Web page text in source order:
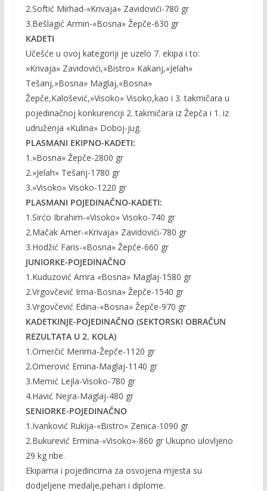
2.Softić Mirhad-«Krivaja» Zavidovići-780 gr
3.Bešlagić Armin-«Bosna» Žepče-630 gr
KADETI
Učešće u ovoj kategoriji je uzelo 7. ekipa i to:
»Krivaja» Zavidovići,»Bistro» Kakanj,»Jelah»
Tešanj,»Bosna» Maglaj,«Bosna»
Žepče,Kalošević,»Visoko» Visoko,kao i 3. takmičara u
pojedinačnoj konkurenciji 2. takmičara iz Žepča i 1. iz
udruženja «Kulina» Doboj-jug.
PLASMANI EKIPNO-KADETI:
1.»Bosna» Žepče-2800 gr
2.»Jelah» Tešanj-1780 gr
3.»Visoko» Visoko-1220 gr
PLASMANI POJEDINAČNO-KADETI:
1.Sirćo Ibrahim-«Visoko» Visoko-740 gr
2.Mačak Amer-«Krivaja» Zavidovići-780 gr
3.Hodžić Faris-«Bosna» Žepče-660 gr
JUNIORKE-POJEDINAČNO
1.Kuduzović Amra «Bosna» Maglaj-1580 gr
2.Vrgovčević Irma-Bosna» Žepče-1540 gr
3.Vrgovčević Edina-«Bosna» Žepče-970 gr
KADETKINJE-POJEDINAČNO (SEKTORSKI OBRAČUN
REZULTATA U 2. KOLA)
1.Omerčić Merima-Žepče-1120 gr
2.Omerović Emina-Maglaj-1140 gr
3.Memić Lejla-Visoko-780 gr
4.Havić Nejra-Maglaj-480 gr
SENIORKE-POJEDINAČNO
1.Ivanković Rukija-«Bistro» Zenica-1090 gr
2.Bukurević Ermina-«Visoko»-860 gr Ukupno ulovljeno
29 kg ribe.
Ekipama i pojedincima za osvojena mjesta su
dodjeljene medalje,pehari i diplome.